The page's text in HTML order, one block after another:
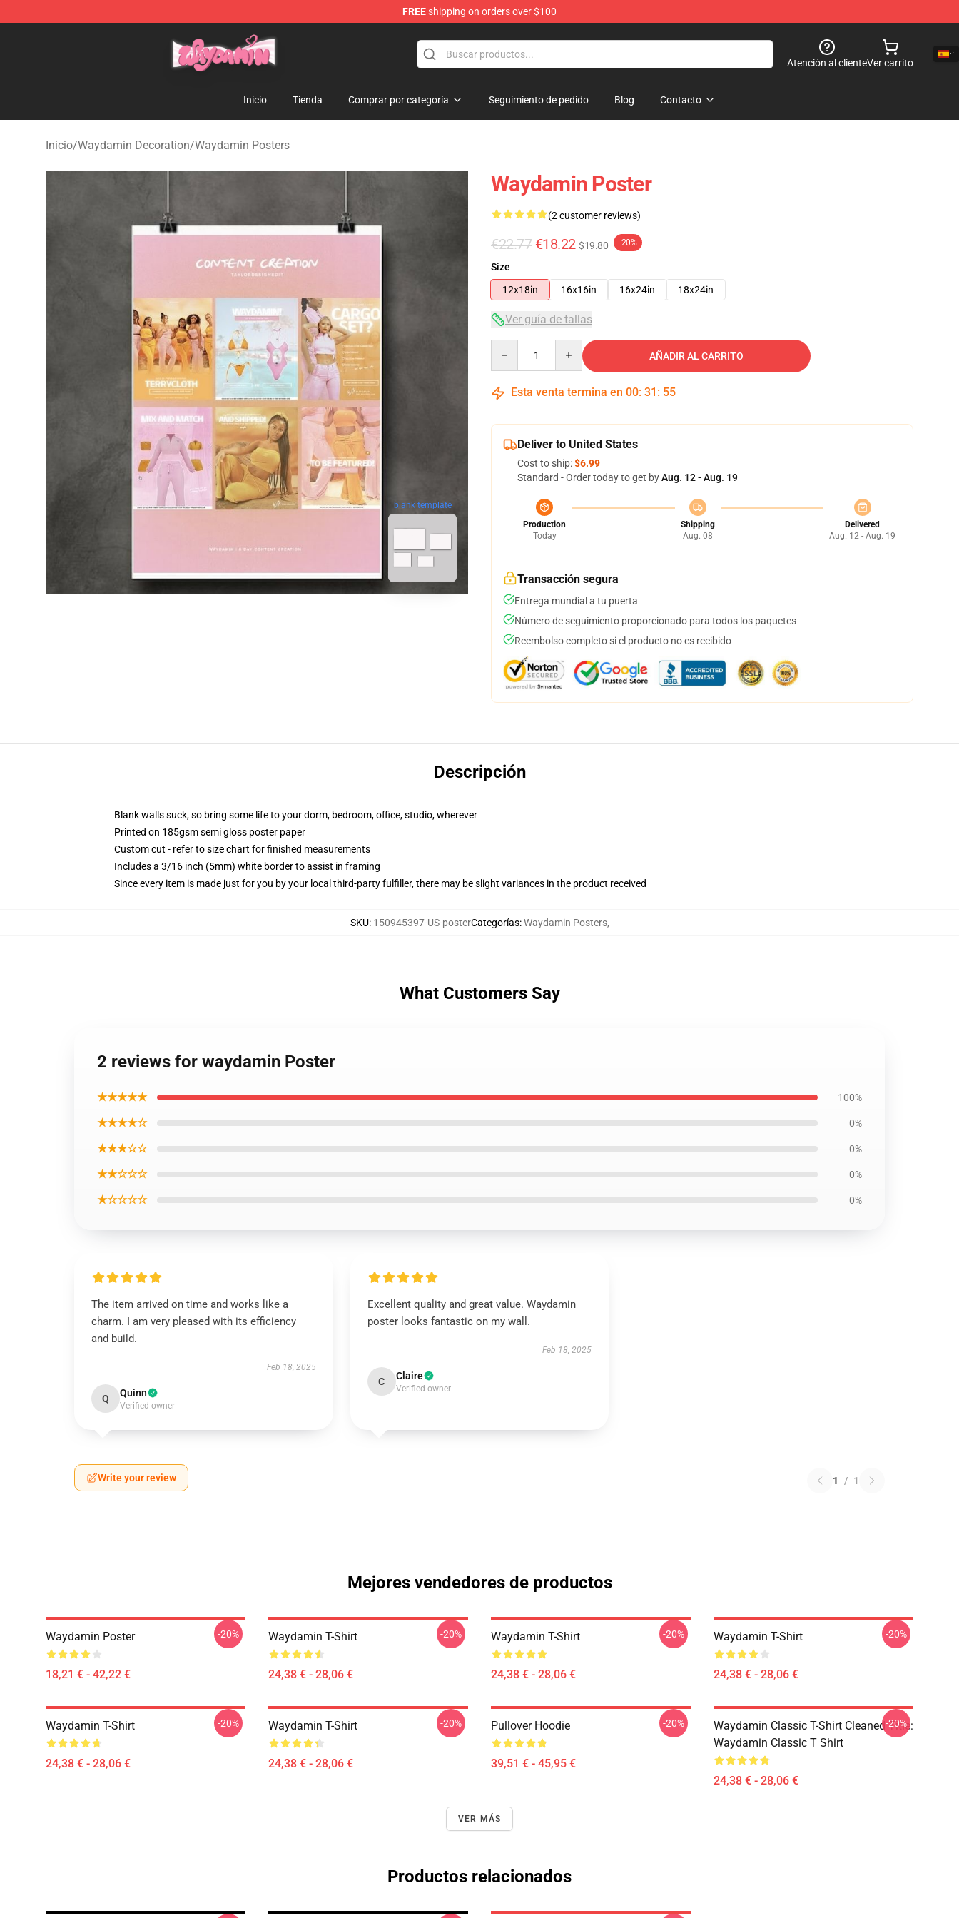
FREEshipping on orders over $100
Waydamin Store - Official Waydamin Merchandise Shop
Atención al clienteVer carrito
Inicio Tienda Comprar por categoría Seguimiento de pedido Blog Contacto
Inicio/Waydamin Decoration/Waydamin Posters
blank template
Waydamin Poster
(2 customer reviews)
€22.77 €18.22 $19.80 -20%
Size
12x18in
16x16in 16x24in 18x24in
Ver guía de tallas
AÑADIR AL CARRITO
Esta venta termina en 00: 31 : 54
Deliver to United States
Cost to ship:$6.99
Standard - Order today to get byAug. 12 - Aug. 19
Production
Today
Shipping
Aug. 08
Delivered
Aug. 12 - Aug. 19
Transacción segura
Entrega mundial a tu puerta
Número de seguimiento proporcionado para todos los paquetes
Reembolso completo si el producto no es recibido
Descripción
Blank walls suck, so bring some life to your dorm, bedroom, office, studio, wherever
Printed on 185gsm semi gloss poster paper
Custom cut - refer to size chart for finished measurements
Includes a 3/16 inch (5mm) white border to assist in framing
Since every item is made just for you by your local third-party fulfiller, there may be slight variances in the product received
SKU: 150945397-US-posterCategorías:Waydamin Posters,
What Customers Say
2 reviews for waydamin Poster
★★★★★ 100%
★★★★☆ 0%
★★★☆☆ 0%
★★☆☆☆ 0%
★☆☆☆☆ 0%
The item arrived on time and works like a
charm. I am very pleased with its efficiency
and build.
Feb 18, 2025
Q Quinn
Verified owner
Excellent quality and great value. Waydamin
poster looks fantastic on my wall.
Feb 18, 2025
C Claire
Verified owner
Write your review 1 / 1
Mejores vendedores de productos
Waydamin Poster
18,21 € - 42,22 €
-20% Waydamin T-Shirt
24,38 € - 28,06 €
-20% Waydamin T-Shirt
24,38 € - 28,06 €
-20% Waydamin T-Shirt
24,38 € - 28,06 €
-20%
Waydamin T-Shirt
24,38 € - 28,06 €
-20% Waydamin T-Shirt
24,38 € - 28,06 €
-20% Pullover Hoodie
39,51 € - 45,95 €
-20%
Waydamin Classic T-Shirt Cleaned Title:
Waydamin Classic T Shirt
24,38 € - 28,06 €
-20%
VER MÁS
Productos relacionados